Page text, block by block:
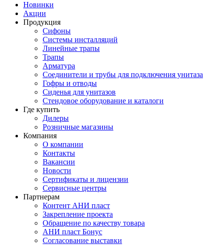
Новинки
Акции
Продукция
Сифоны
Системы инсталляций
Линейные трапы
Трапы
Арматура
Соединители и трубы для подключения унитаза
Гофры и отводы
Сиденья для унитазов
Стендовое оборудование и каталоги
Где купить
Дилеры
Розничные магазины
Компания
О компании
Контакты
Вакансии
Новости
Сертификаты и лицензии
Сервисные центры
Партнерам
Контент АНИ пласт
Закрепление проекта
Обращение по качеству товара
АНИ пласт Бонус
Согласование выставки